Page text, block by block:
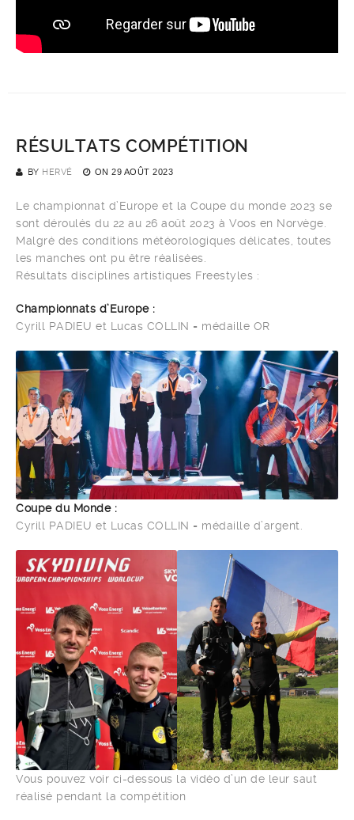
RÉSULTATS COMPÉTITION
BY HERVÉ ON 29 AOÛT 2023
Le championnat d’Europe et la Coupe du monde 2023 se
sont déroulés du 22 au 26 août 2023 à Voos en Norvège.
Malgré des conditions météorologiques délicates, toutes
les manches ont pu être réalisées.
Résultats disciplines artistiques Freestyles :
Championnats d’Europe :
Cyrill PADIEU et Lucas COLLIN = médaille OR
Coupe du Monde :
Cyrill PADIEU et Lucas COLLIN = médaille d’argent.
Vous pouvez voir ci-dessous la vidéo d’un de leur saut
réalisé pendant la compétition